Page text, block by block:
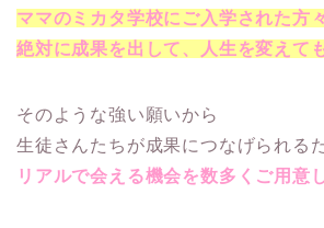
ママのミカタ学校にご入学された方
絶対に成果を出して、人生を変えて
そのような強い願いから
生徒さんたちが成果につなげられる
リアルで会える機会を数多くご用意